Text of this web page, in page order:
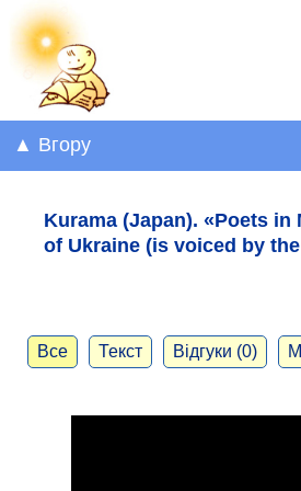
▲ Вгору
Kurama (Japan). «Poets
of Ukraine (is voiced by
Все Текст Відгуки (0)